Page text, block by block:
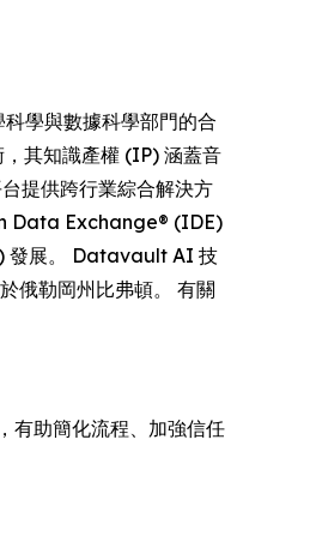
學與數據科學部門的合
其知識產權 (IP) 涵蓋音
提供跨行業綜合解決方
Data Exchange® (IDE)
發展。 Datavault AI 技
俄勒岡州比弗頓。 有關
有助簡化流程、加強信任